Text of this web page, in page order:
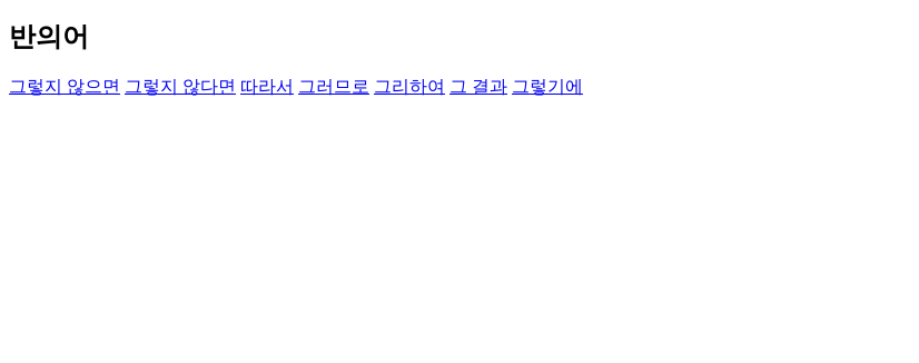
반의어
그렇지 않으면 그렇지 않다면 따라서 그러므로 그리하여 그 결과 그렇기에